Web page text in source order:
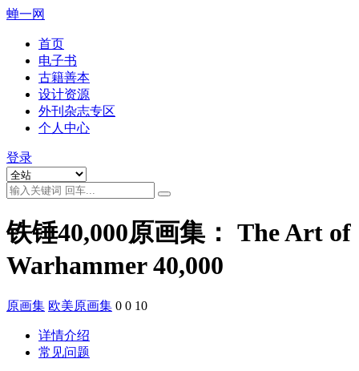
蝉一网
首页
电子书
古籍善本
设计资源
外刊杂志专区
个人中心
登录
铁锤40,000原画集： The Art of
Warhammer 40,000
原画集 欧美原画集 0 0 10
详情介绍
常见问题